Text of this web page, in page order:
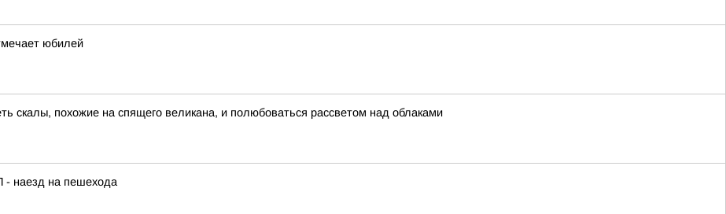
юбилей
скалы, похожие на спящего великана, и полюбоваться рассветом над облаками
- наезд на пешехода